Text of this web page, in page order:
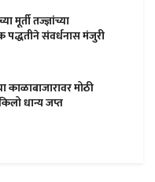
मूर्ती तज्ज्ञांच्या
पद्धतीने संवर्धनास मंजुरी
काळाबाजारावर मोठी
धान्य जप्त